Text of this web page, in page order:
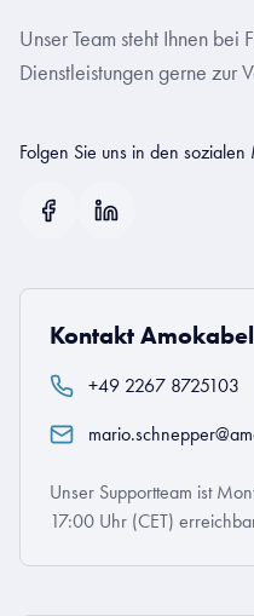
Unser Team steht Ihnen bei
Dienstleistungen gerne zur
Folgen Sie uns in den sozialen
Kontakt
+49 2267 8725103
Unser Supportteam ist
17:00 Uhr (CET)